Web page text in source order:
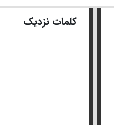
کلمات نزدیک